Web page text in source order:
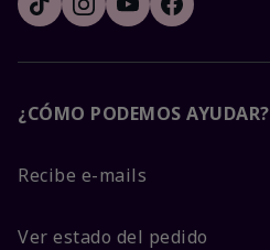
¿CÓMO PODEMOS AYUDAR?
Recibe e-mails
Ver estado del pedido